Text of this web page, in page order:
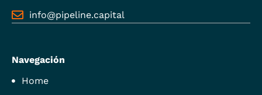
info@pipeline.capital
Navegación
Home